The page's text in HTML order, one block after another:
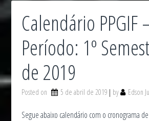
Calendário PPGIF
Período: 1º
de 2019
Posted on 5 de abril de 2019 by Edson
Segue abaixo calendário com o cronograma